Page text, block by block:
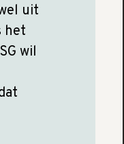
uit
het
wil